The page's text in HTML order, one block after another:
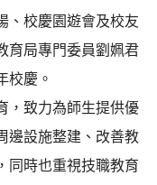
、校慶園遊會及校友
育局專門委員劉姵君
校慶。
，致力為師生提供優
邊設施整建、改善教
同時也重視技職教育